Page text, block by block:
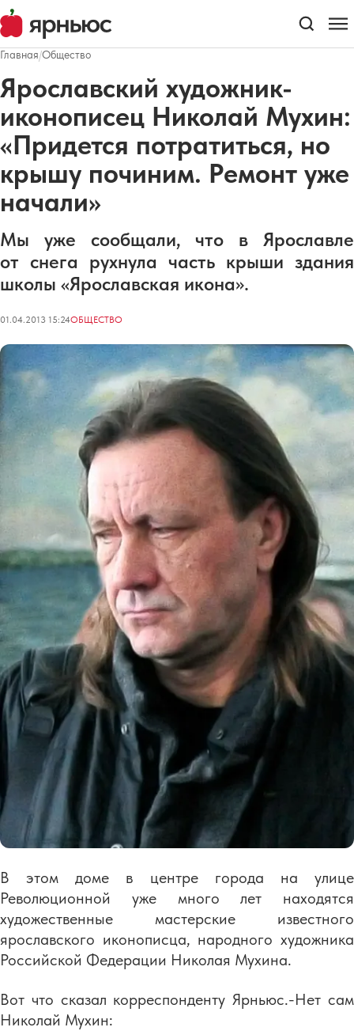
Главная/Общество
Ярославский художник-
иконописец Николай Мухин:
«Придется потратиться, но
крышу починим. Ремонт уже
начали»
Мы уже сообщали, что в Ярославле
от снега рухнула часть крыши здания
школы «Ярославская икона».
01.04.2013 15:24ОБЩЕСТВО
В этом доме в центре города на улице
Революционной уже много лет находятся
художественные мастерские известного
ярославского иконописца, народного художника
Российской Федерации Николая Мухина.
Вот что сказал корреспонденту Ярньюс.-Нет сам
Николай Мухин: